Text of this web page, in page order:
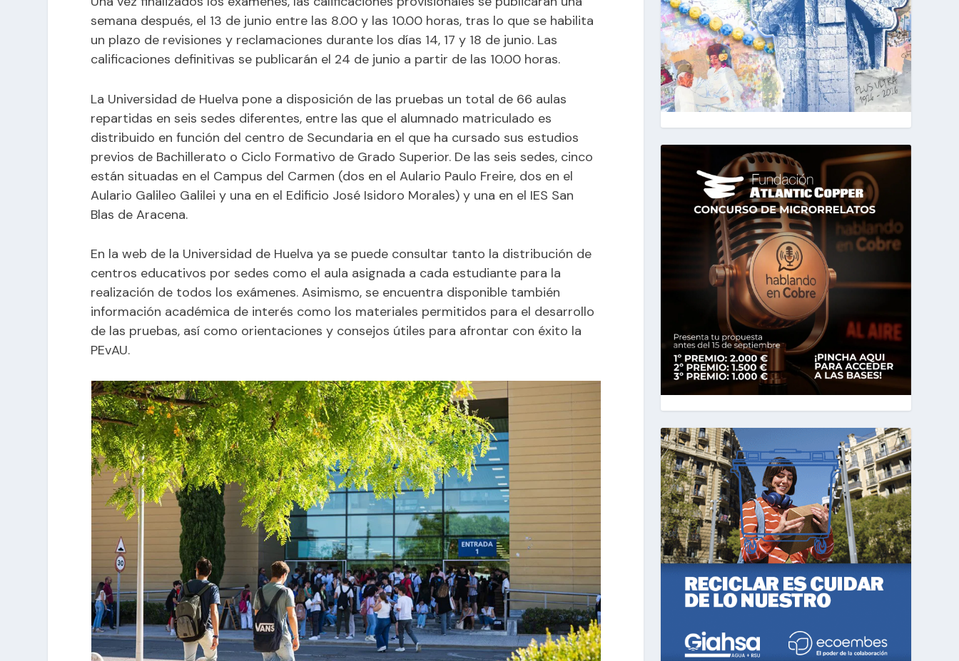
semana después, el 13 de junio entre las 8.00 y las 10.00 horas, tras lo que se habilita
un plazo de revisiones y reclamaciones durante los días 14, 17 y 18 de junio. Las
calificaciones definitivas se publicarán el 24 de junio a partir de las 10.00 horas.
La Universidad de Huelva pone a disposición de las pruebas un total de 66 aulas
repartidas en seis sedes diferentes, entre las que el alumnado matriculado es
distribuido en función del centro de Secundaria en el que ha cursado sus estudios
previos de Bachillerato o Ciclo Formativo de Grado Superior. De las seis sedes, cinco
están situadas en el Campus del Carmen (dos en el Aulario Paulo Freire, dos en el
Aulario Galileo Galilei y una en el Edificio José Isidoro Morales) y una en el IES San
Blas de Aracena.
En laweb de la Universidad de Huelva ya se puede consultar tanto la distribución de
centros educativos por sedes como el aula asignada a cada estudiante para la
realización de todos los exámenes. Asimismo, se encuentra disponible también
información académica de interés como los materiales permitidos para el desarrollo
de las pruebas, así como orientaciones y consejos útiles para afrontar con éxito la
PEvAU.